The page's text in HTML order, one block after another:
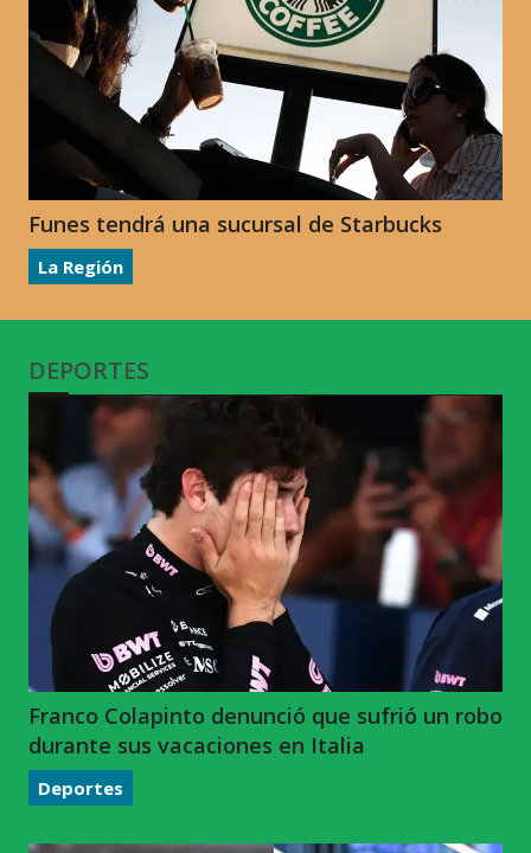
Funes tendrá una sucursal de Starbucks
La Región
DEPORTES
Franco Colapinto denunció que sufrió un robo
durante sus vacaciones en Italia
Deportes